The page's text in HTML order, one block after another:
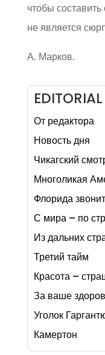
чтобы
не является
А. Марков.
EDITORIAL
От редактора
Новость дня
Чикагский
Многоликая
Флорида
С мира – по
Из дальних
Третий тайм
Красота –
За ваше
Уголок
Камертон